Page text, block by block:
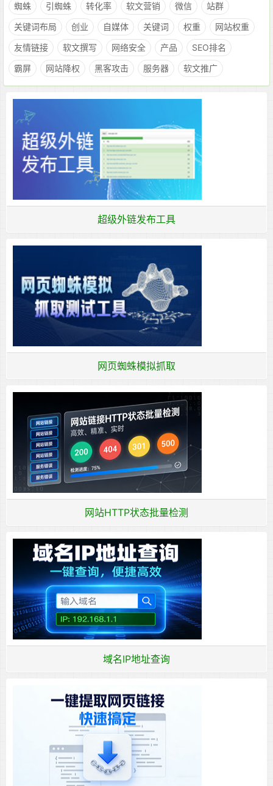
蜘蛛
引蜘蛛 转化率 软文营销 微信
站群
关键词布局
创业 自媒体 关键词 权重
网站权重
友情链接
软文撰写 网络安全 产品
SEO排名
霸屏
网站降权 黑客攻击 服务器 软文推广
超级外链发布工具
网页蜘蛛模拟抓取
网站HTTP状态批量检测
域名IP地址查询